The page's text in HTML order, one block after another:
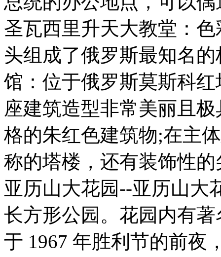
圣瓦西里升天大教堂：
头组成了俄罗斯最知名
馆：位于俄罗斯莫斯科
座建筑造型非常美丽且
格的朱红色建筑物;在主
称的塔楼，还有装饰性
亚历山大花园--亚历山大
长方形公园。花园内有
于 1967 年胜利节的前夜